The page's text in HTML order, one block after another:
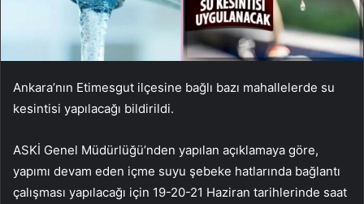
Ankara’nın Etimesgut ilçesine bağlı bazı mahallelerde su
kesintisi yapılacağı bildirildi.
ASKİ Genel Müdürlüğü’nden yapılan açıklamaya göre,
yapımı devam eden içme suyu şebeke hatlarında bağlantı
çalışması yapılacağı için 19-20-21 Haziran tarihlerinde saat